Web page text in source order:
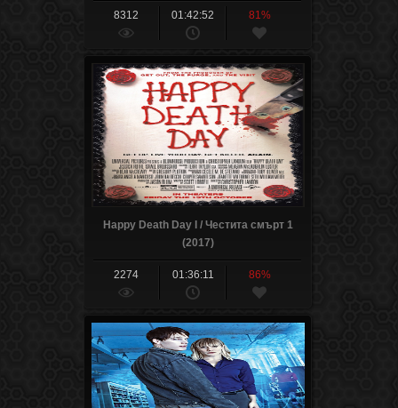
8312 01:42:52 81%
Happy Death Day I / Честита смърт 1
(2017)
2274 01:36:11 86%